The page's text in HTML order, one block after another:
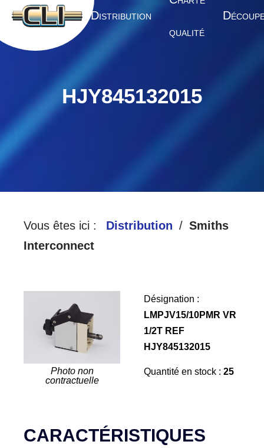
A CCUEIL DISTRIBUTION
QUALITÉ
D
HJY845132015
Vous êtes ici : Distribution
Smiths
Interconnect
Photo non
contractuelle
Désignation :
LMPJV15/10PMR VR
1/2T REF
HJY845132015
Quantité en stock : 25
CARACTÉRISTIQUES